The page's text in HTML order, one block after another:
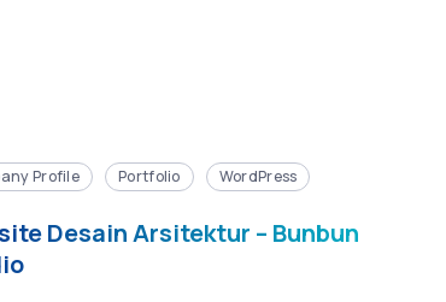
Profile Portfolio WordPress
Desain Arsitektur – Bunbun